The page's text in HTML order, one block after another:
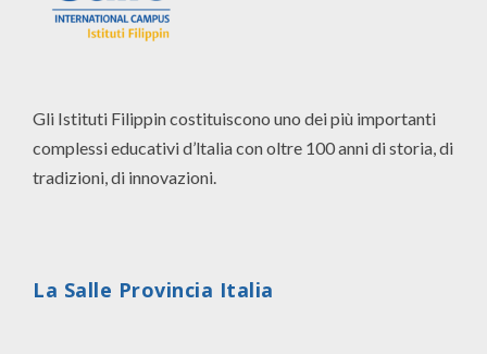
Gli Istituti Filippin costituiscono uno dei più importanti
complessi educativi d’ltalia con oltre 100 anni di storia, di
tradizioni, di innovazioni.
La Salle Provincia Italia